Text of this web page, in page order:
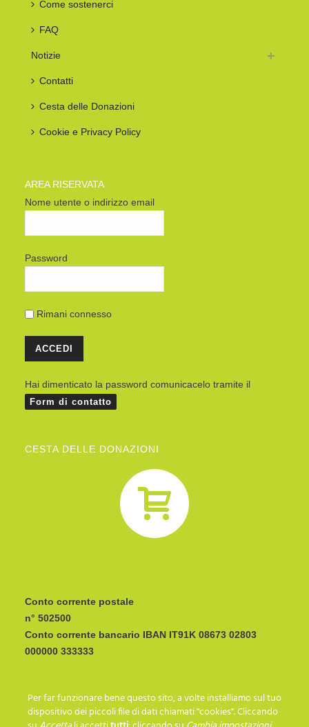
Come sostenerci
FAQ
Notizie
Contatti
Cesta delle Donazioni
Cookie e Privacy Policy
AREA RISERVATA
Nome utente o indirizzo email
Password
Rimani connesso
Hai dimenticato la password comunicacelo tramite il
Form di contatto
CESTA DELLE DONAZIONI
Conto corrente postale
n° 502500
Conto corrente bancario IBAN
I C R A I T R R I P 0
Per far funzionare bene questo sito, a volte installiamo sul tuo
dispositivo dei piccoli file di dati chiamati "cookies". Cliccando